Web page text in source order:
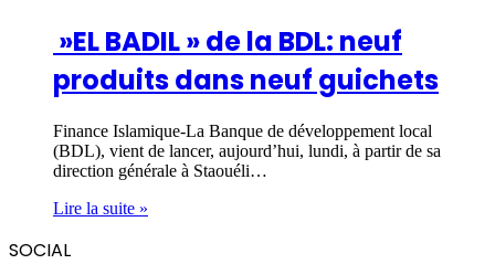
»EL BADIL » de la BDL: neuf
produits dans neuf guichets
Finance Islamique-La Banque de développement local
(BDL), vient de lancer, aujourd’hui, lundi, à partir de sa
direction générale à Staouéli…
Lire la suite »
SOCIAL